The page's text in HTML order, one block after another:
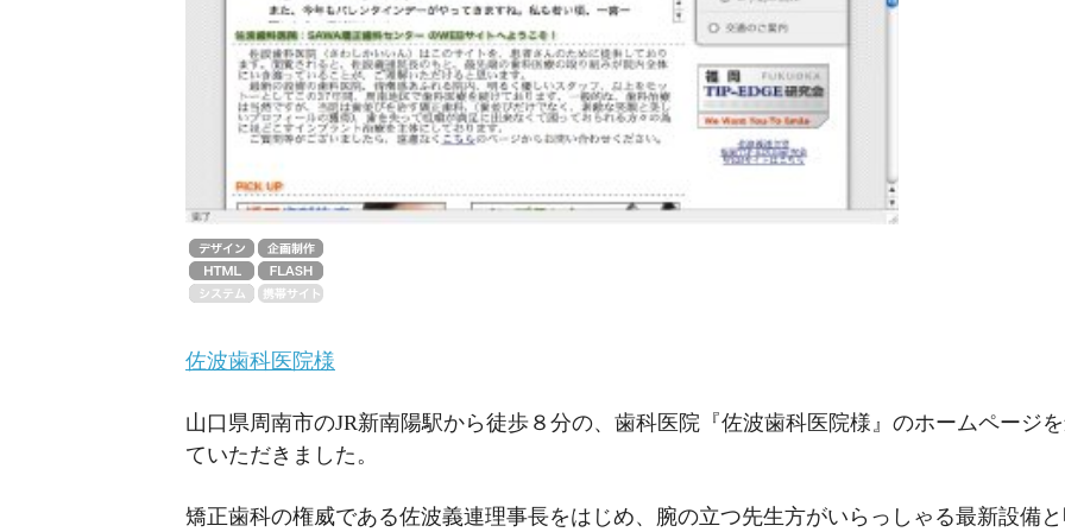
佐波歯科医院様
山口県周南市のJR新南陽駅から徒歩８分の、歯科医院『佐波歯科医院様』のホームページ
ていただきました。
矯正歯科の権威である佐波義連理事長をはじめ、腕の立つ先生方がいらっしゃる最新設備と